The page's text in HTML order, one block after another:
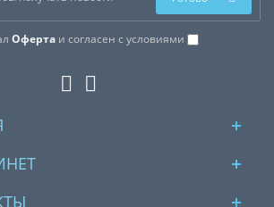
Офертаи согласен с условиями